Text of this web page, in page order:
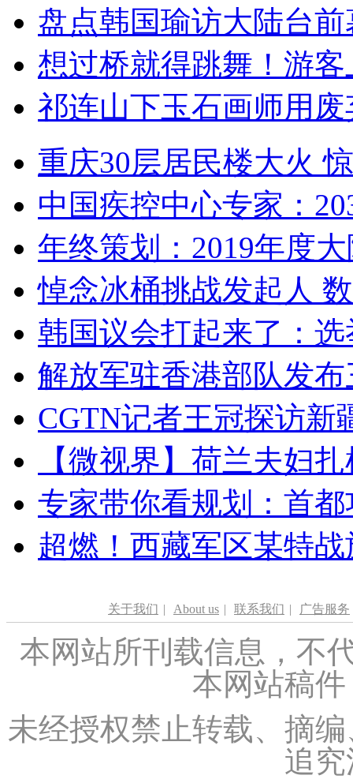
盘点韩国瑜访大陆台
想过桥就得跳舞！游客
祁连山下玉石画师用
重庆30层居民楼大火
中国疾控中心专家：
年终策划：2019年度
悼念冰桶挑战发起人
韩国议会打起来了：
解放军驻香港部队发
CGTN记者王冠探访新
【微视界】荷兰夫妇
专家带你看规划：首
超燃！西藏军区某特
关于我们 | About us | 联系我们 | 广告服务
本网站所刊载信息，不
本网站稿
未经授权禁止转载、摘
追